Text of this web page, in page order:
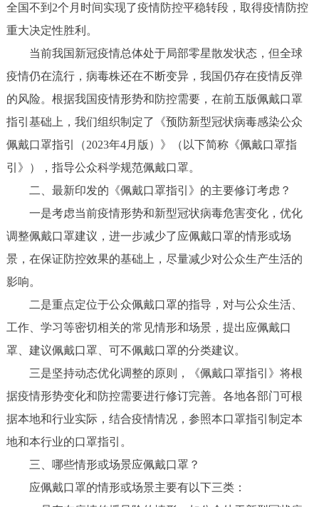
全国不到2个月时间实现了疫情防控平稳转段，取得疫情防控
重大决定性胜利。
当前我国新冠疫情总体处于局部零星散发状态，但全球
疫情仍在流行，病毒株还在不断变异，我国仍存在疫情反弹
的风险。根据我国疫情形势和防控需要，在前五版佩戴口罩
指引基础上，我们组织制定了《预防新型冠状病毒感染公众
佩戴口罩指引（2023年4月版）》（以下简称《佩戴口罩指
引》），指导公众科学规范佩戴口罩。
二、最新印发的《佩戴口罩指引》的主要修订考虑？
一是考虑当前疫情形势和新型冠状病毒危害变化，优化
调整佩戴口罩建议，进一步减少了应佩戴口罩的情形或场
景，在保证防控效果的基础上，尽量减少对公众生产生活的
影响。
二是重点定位于公众佩戴口罩的指导，对与公众生活、
工作、学习等密切相关的常见情形和场景，提出应佩戴口
罩、建议佩戴口罩、可不佩戴口罩的分类建议。
三是坚持动态优化调整的原则，《佩戴口罩指引》将根
据疫情形势变化和防控需要进行修订完善。各地各部门可根
据本地和行业实际，结合疫情情况，参照本口罩指引制定本
地和本行业的口罩指引。
三、哪些情形或场景应佩戴口罩？
应佩戴口罩的情形或场景主要有以下三类：